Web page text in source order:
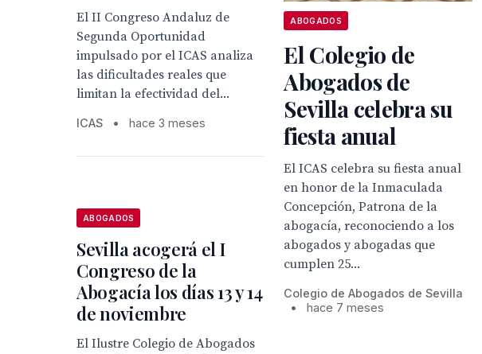
El II Congreso Andaluz de
Segunda Oportunidad
impulsado por el ICAS analiza
las dificultades reales que
limitan la efectividad del...
ICAS • hace 3 meses
ABOGADOS
El Colegio de
Abogados de
Sevilla celebra su
fiesta anual
El ICAS celebra su fiesta anual
en honor de la Inmaculada
Concepción, Patrona de la
abogacía, reconociendo a los
abogados y abogadas que
cumplen 25...
Colegio de Abogados de Sevilla
•
hace 7 meses
ABOGADOS
Sevilla acogerá el I
Congreso de la
Abogacía los días 13 y 14
de noviembre
El Ilustre Colegio de Abogados